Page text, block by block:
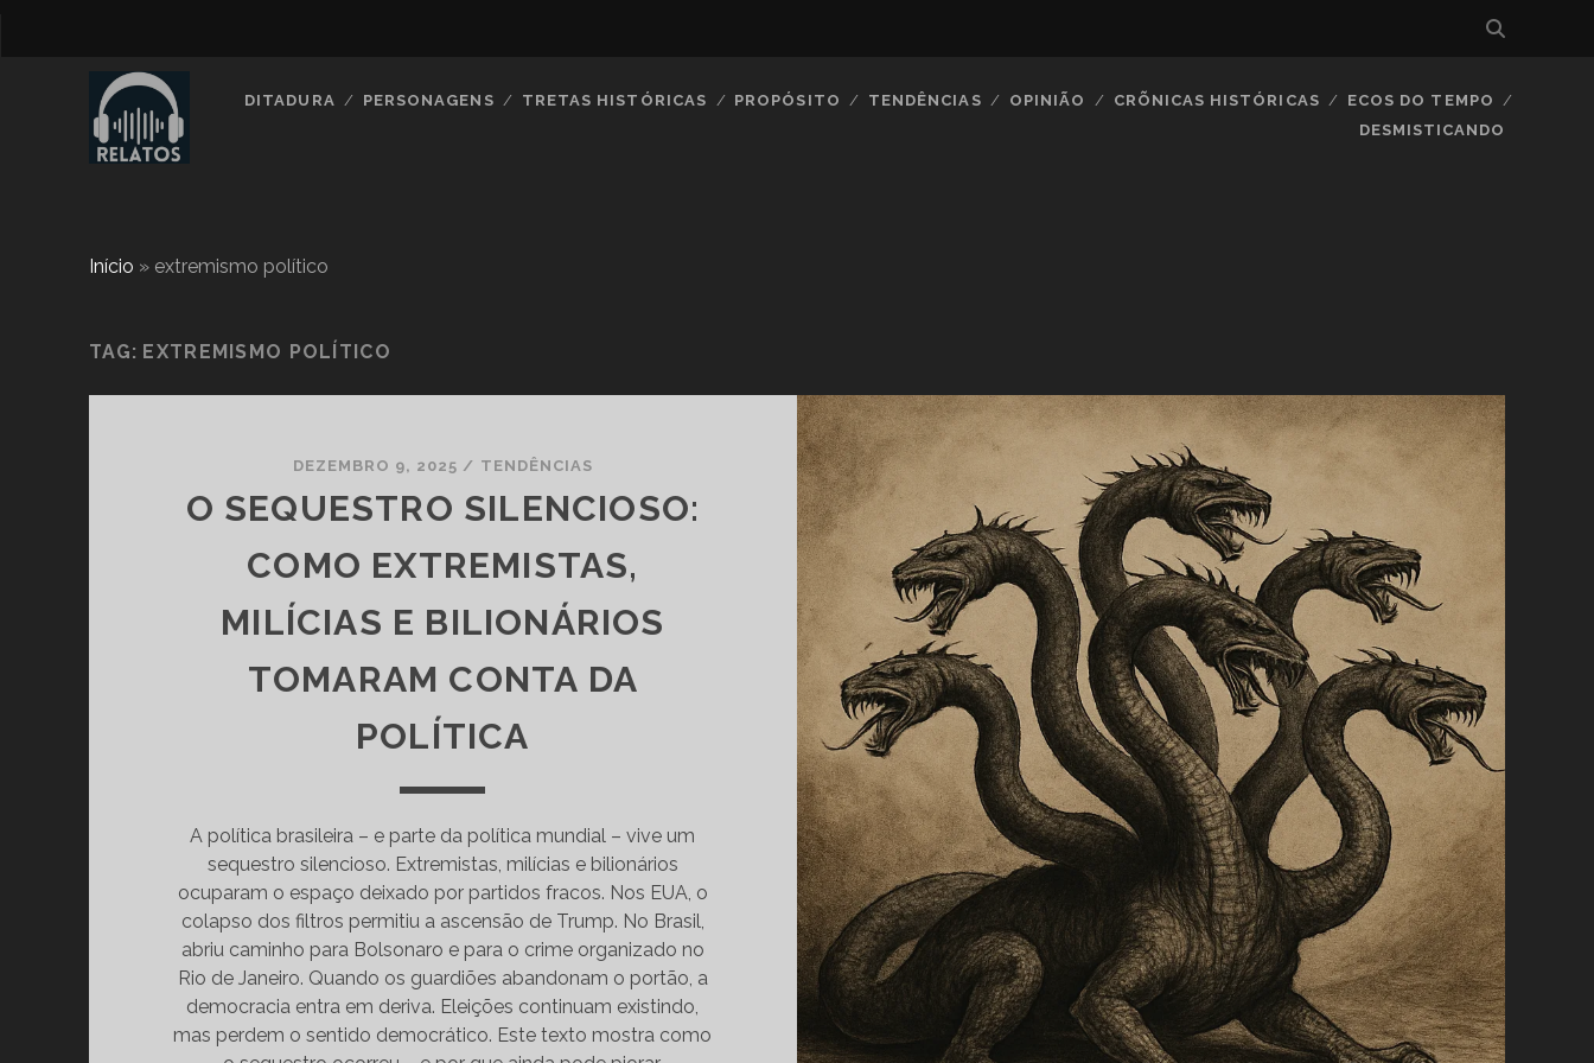
DITADURA PERSONAGENS TRETAS HISTÓRICAS PROPÓSITO TENDÊNCIAS OPINIÃO CRÕNICAS HISTÓRICAS
ECOS DO TEMPO
DESMISTICANDO
Início » extremismo político
TAG: EXTREMISMO POLÍTICO
DEZEMBRO 9, 2025 / TENDÊNCIAS
O SEQUESTRO SILENCIOSO:
COMO EXTREMISTAS,
MILÍCIAS E BILIONÁRIOS
TOMARAM CONTA DA
POLÍTICA
A política brasileira – e parte da política mundial – vive um
sequestro silencioso. Extremistas, milícias e bilionários
ocuparam o espaço deixado por partidos fracos. Nos EUA, o
colapso dos filtros permitiu a ascensão de Trump. No Brasil,
abriu caminho para Bolsonaro e para o crime organizado no
Rio de Janeiro. Quando os guardiões abandonam o portão, a
democracia entra em deriva. Eleições continuam existindo,
mas perdem o sentido democrático. Este texto mostra como